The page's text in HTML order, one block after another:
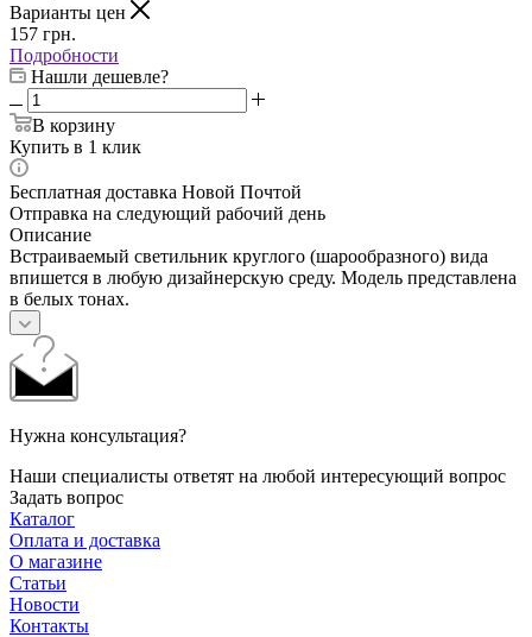
Варианты цен
157 грн.
Подробности
Нашли дешевле?
В корзину
Купить в 1 клик
Бесплатная доставка Новой Почтой
Отправка на следующий рабочий день
Описание
Встраиваемый светильник круглого (шарообразного) вида
впишется в любую дизайнерскую среду. Модель представлена
в белых тонах.
Нужна консультация?
Наши специалисты ответят на любой интересующий вопрос
Задать вопрос
Каталог
Оплата и доставка
О магазине
Статьи
Новости
Контакты